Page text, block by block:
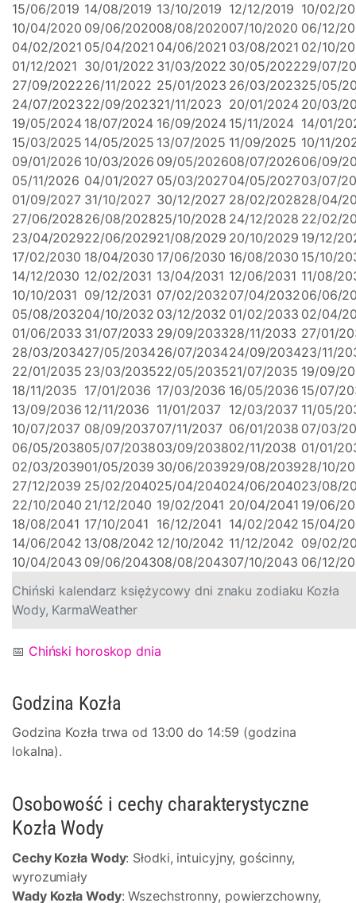
Chiński kalendarz księżycowy dni znaku zodiaku Kozła
Wody, KarmaWeather
15/06/2019 14/08/2019 13/10/2019 12/12/2019 10/02/
10/04/2020 09/06/202008/08/202007/10/2020 06/12/
04/02/2021 05/04/2021 04/06/2021 03/08/2021 02/10/
01/12/2021 30/01/2022 31/03/2022 30/05/202229/07/
27/09/202226/11/2022 25/01/2023 26/03/202325/05/
24/07/202322/09/202321/11/2023 20/01/2024 20/03/
19/05/2024 18/07/2024 16/09/2024 15/11/2024 14/01/
15/03/2025 14/05/2025 13/07/2025 11/09/2025 10/11/
09/01/2026 10/03/2026 09/05/202608/07/202606/09/
05/11/2026 04/01/2027 05/03/202704/05/202703/07/
01/09/2027 31/10/2027 30/12/2027 28/02/202828/04/
27/06/202826/08/202825/10/2028 24/12/2028 22/02/
23/04/202922/06/202921/08/2029 20/10/2029 19/12/
17/02/2030 18/04/2030 17/06/2030 16/08/2030 15/10/
14/12/2030 12/02/2031 13/04/2031 12/06/2031 11/08/
10/10/2031 09/12/2031 07/02/203207/04/203206/06/
05/08/203204/10/2032 03/12/2032 01/02/2033 02/04/
01/06/2033 31/07/2033 29/09/203328/11/2033 27/01/
28/03/203427/05/203426/07/203424/09/203423/11/
22/01/2035 23/03/203522/05/203521/07/2035 19/09/
18/11/2035 17/01/2036 17/03/2036 16/05/2036 15/07/
13/09/2036 12/11/2036 11/01/2037 12/03/2037 11/05/
10/07/2037 08/09/203707/11/2037 06/01/2038 07/03/
06/05/203805/07/203803/09/203802/11/2038 01/01/
02/03/203901/05/2039 30/06/203929/08/203928/10/
27/12/2039 25/02/204025/04/204024/06/204023/08/
22/10/2040 21/12/2040 19/02/2041 20/04/2041 19/06/
18/08/2041 17/10/2041 16/12/2041 14/02/2042 15/04/
14/06/2042 13/08/2042 12/10/2042 11/12/2042 09/02/
10/04/2043 09/06/204308/08/204307/10/2043 06/12/
📅 Chiński horoskop dnia
Godzina Kozła
Godzina Kozła trwa od 13:00 do 14:59 (godzina
lokalna).
Osobowość i cechy charakterystyczne
Kozła Wody
Cechy Kozła Wody: Słodki, intuicyjny, gościnny,
wyrozumiały
Wady Kozła Wody: Wszechstronny, powierzchowny,